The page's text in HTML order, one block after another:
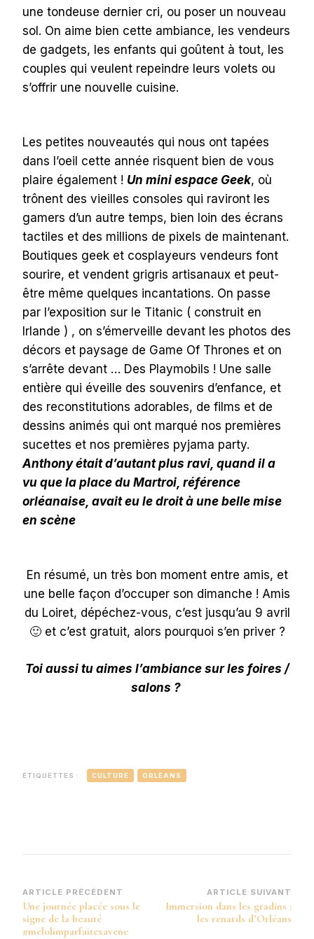
une tondeuse dernier cri, ou poser un nouveau
sol. On aime bien cette ambiance, les vendeurs
de gadgets, les enfants qui goûtent à tout, les
couples qui veulent repeindre leurs volets ou
s’offrir une nouvelle cuisine.
Les petites nouveautés qui nous ont tapées
dans l’oeil cette année risquent bien de vous
plaire également ! Un mini espace Geek, où
trônent des vieilles consoles qui raviront les
gamers d’un autre temps, bien loin des écrans
tactiles et des millions de pixels de maintenant.
Boutiques geek et cosplayeurs vendeurs font
sourire, et vendent grigris artisanaux et peut-
être même quelques incantations. On passe
par l’exposition sur le Titanic ( construit en
Irlande ) , on s’émerveille devant les photos des
décors et paysage de Game Of Thrones et on
s’arrête devant … Des Playmobils ! Une salle
entière qui éveille des souvenirs d’enfance, et
des reconstitutions adorables, de films et de
dessins animés qui ont marqué nos premières
sucettes et nos premières pyjama party.
Anthony était d’autant plus ravi, quand il a
vu que la place du Martroi, référence
orléanaise, avait eu le droit à une belle mise
en scène
En résumé, un très bon moment entre amis, et
une belle façon d’occuper son dimanche ! Amis
du Loiret, dépéchez-vous, c’est jusqu’au 9 avril
🙂 et c’est gratuit, alors pourquoi s’en priver ?
Toi aussi tu aimes l’ambiance sur les foires /
salons ?
ÉTIQUETTES : CULTURE ORLÉANS
Navigation
d’article
ARTICLE PRÉCÉDENT
Une journée placée sous le
signe de la beauté
#melolimparfaitexavene
ARTICLE SUIVANT
Immersion dans les gradins :
les renards d’Orléans